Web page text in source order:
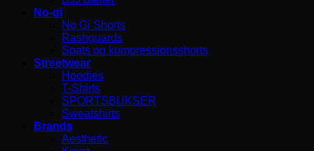
No-gi
No Gi Shorts
Rashguards
Spats og kompressionsshorts
Streetwear
Hoodies
T-Shirts
SPORTSBUKSER
Sweatshirts
Brands
Aesthetic